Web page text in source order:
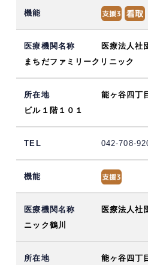
医療法人
まちだファミリークリニック
能ヶ谷四丁
ビル１階１０１
042-708-
医療法人
ニック鶴川
能ヶ谷四丁